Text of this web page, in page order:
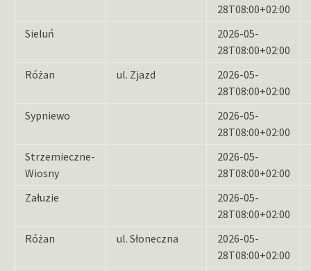
28T08:00+02:00
Sieluń
2026-05-
28T08:00+02:00
Różan
ul. Zjazd
2026-05-
28T08:00+02:00
Sypniewo
2026-05-
28T08:00+02:00
Strzemieczne-
Wiosny
2026-05-
28T08:00+02:00
Załuzie
2026-05-
28T08:00+02:00
Różan
ul. Słoneczna
2026-05-
28T08:00+02:00